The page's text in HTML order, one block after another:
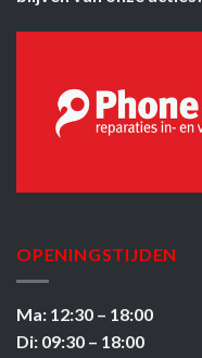
OPENINGSTIJDEN
Ma: 12:30 – 18:00
Di: 09:30 – 18:00